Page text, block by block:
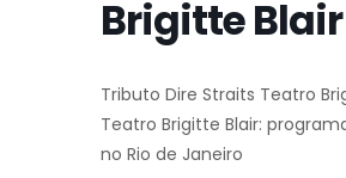
Brigitte Blair
Tributo Dire Straits Teatro
Teatro Brigitte Blair:
no Rio de Janeiro